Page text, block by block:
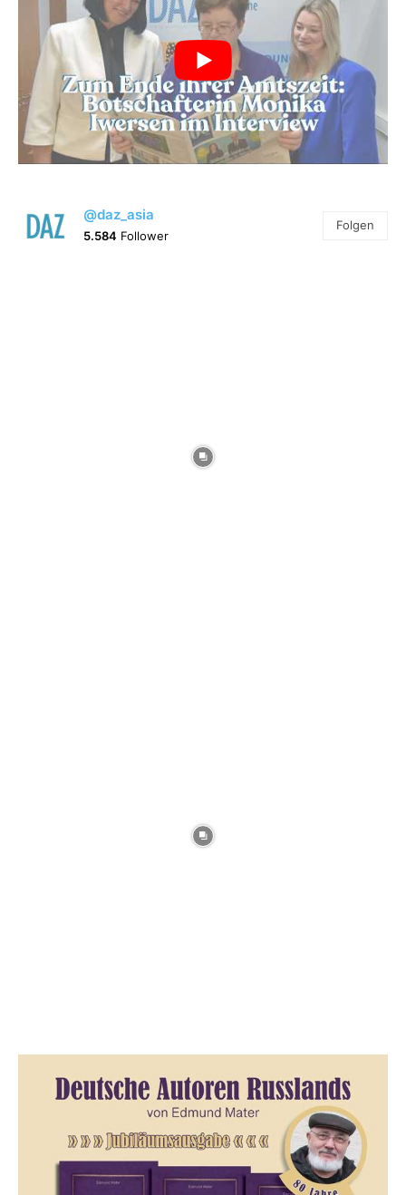
@daz_asia
5.584 Follower
Folgen